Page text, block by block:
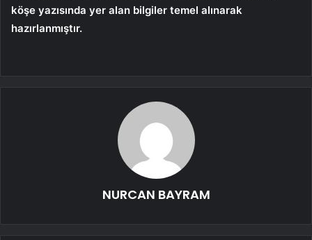
köşe yazısında yer alan bilgiler temel alınarak
hazırlanmıştır.
NURCAN BAYRAM